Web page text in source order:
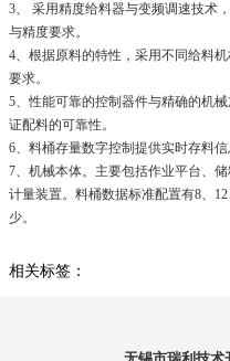
3、 采用精度给料器与变频调速技术
与精度要求。
4、根据原料的特性，采用不同给料
要求。
5、性能可靠的控制器件与精确的机
证配料的可靠性。
6、料桶存量数字控制提供实时存料信
7、机械本体。主要包括作业平台、
计量装置。料桶数据标准配置有8、
少。
相关标签：